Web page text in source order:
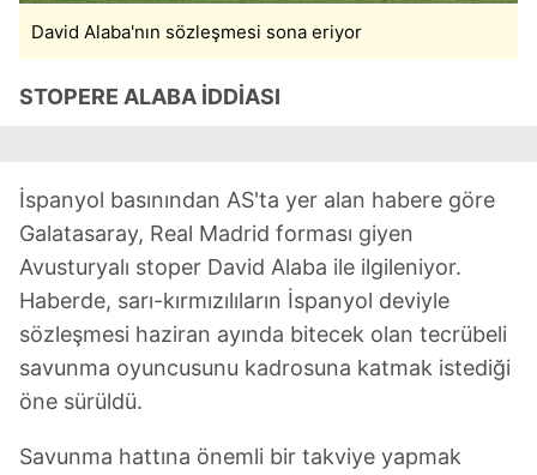
David Alaba'nın sözleşmesi sona eriyor
STOPERE ALABA İDDİASI
İspanyol basınından AS'ta yer alan habere göre
Galatasaray, Real Madrid forması giyen
Avusturyalı stoper David Alaba ile ilgileniyor.
Haberde, sarı-kırmızılıların İspanyol deviyle
sözleşmesi haziran ayında bitecek olan tecrübeli
savunma oyuncusunu kadrosuna katmak istediği
öne sürüldü.
Savunma hattına önemli bir takviye yapmak